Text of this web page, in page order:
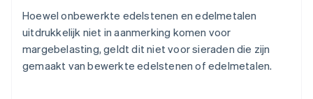
Hoewel onbewerkte edelstenen en edelmetalen
uitdrukkelijk niet in aanmerking komen voor
margebelasting, geldt dit niet voor sieraden die zijn
gemaakt van bewerkte edelstenen of edelmetalen.